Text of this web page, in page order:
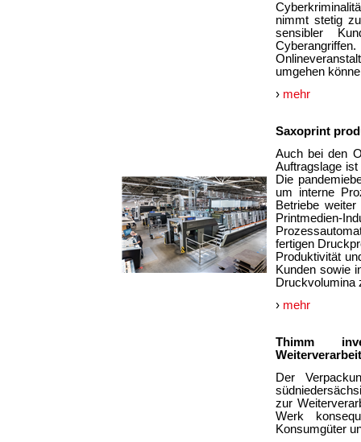
nimmt stetig
sensibler
umgehen
› mehr
Saxoprint
Auch bei den
Auftragslage
Die
um interne
Betriebe
fertigen
Produktivität
Kunden sowie
Druckvolumina
› mehr
Thimm
Der
zur
Werk
Konsumgüter